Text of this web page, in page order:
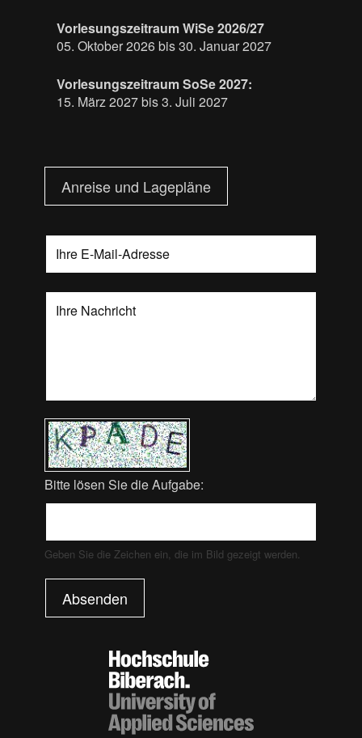
Vorlesungszeitraum WiSe 2026/27
05. Oktober 2026 bis 30. Januar 2027
Vorlesungszeitraum SoSe 2027:
15. März 2027 bis 3. Juli 2027
Anreise und Lagepläne
Bitte lösen Sie die Aufgabe:
Geben Sie die Zeichen ein, die im Bild gezeigt werden.
Absenden